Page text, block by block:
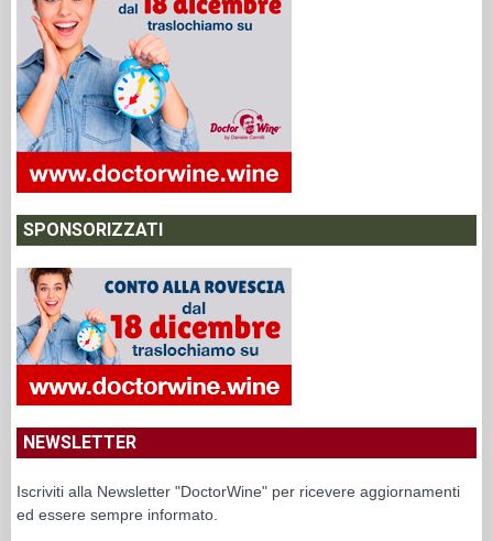
SPONSORIZZATI
NEWSLETTER
Iscriviti alla Newsletter "DoctorWine" per ricevere aggiornamenti
ed essere sempre informato.